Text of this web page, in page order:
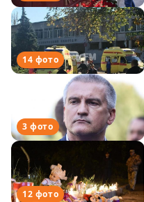
14 фото
3 фото
12 фото